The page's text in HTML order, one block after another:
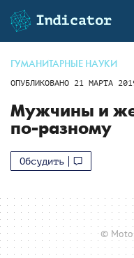
ГУМАНИТАРНЫЕ НАУКИ
ОПУБЛИКОВАНО 21 МАРТА
Мужчины и
по-разному
Обсудить
©